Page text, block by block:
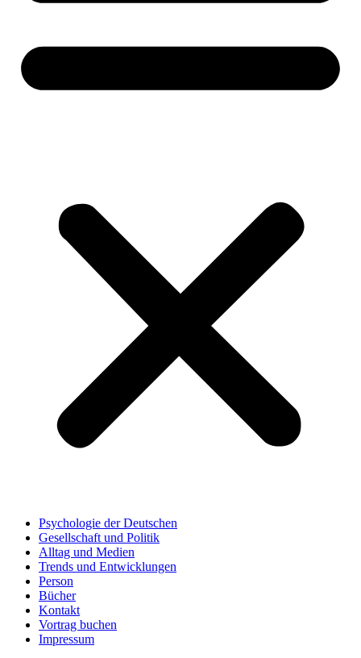
Psychologie der Deutschen
Gesellschaft und Politik
Alltag und Medien
Trends und Entwicklungen
Person
Bücher
Kontakt
Vortrag buchen
Impressum